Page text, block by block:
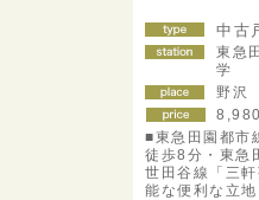
中古
東急
学
野沢
8,980
■東急田園都市
徒歩8分・東急
世田谷線「三
能な便利な立地